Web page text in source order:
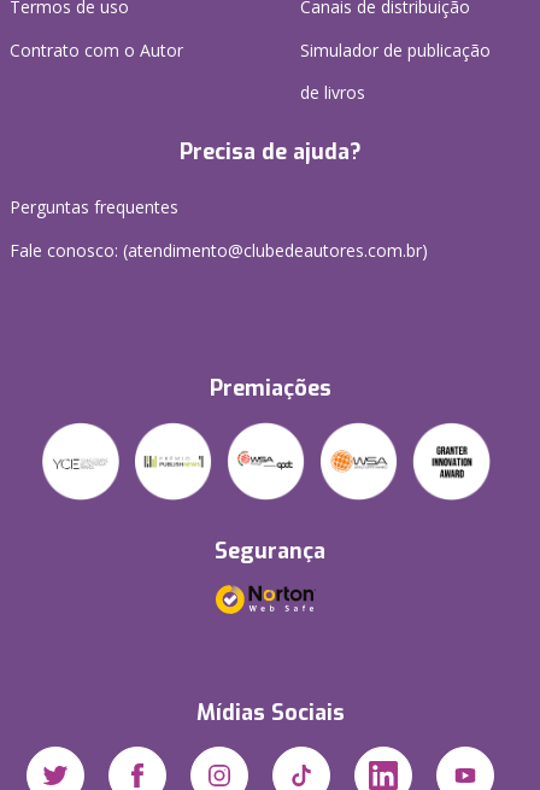
Termos de uso
Contrato com o Autor
Canais de distribuição
Simulador de publicação
de livros
Precisa de ajuda?
Perguntas frequentes
Fale conosco: (atendimento@clubedeautores.com.br)
Premiações
Segurança
Mídias Sociais